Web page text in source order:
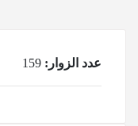
عدد الزوار: 159